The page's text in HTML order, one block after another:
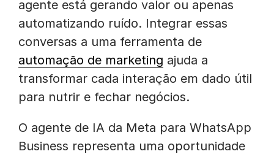
agente está gerando valor ou apenas
automatizando ruído. Integrar essas
conversas a uma ferramenta de
automação de marketing ajuda a
transformar cada interação em dado útil
para nutrir e fechar negócios.
O agente de IA da Meta para WhatsApp
Business representa uma oportunidade